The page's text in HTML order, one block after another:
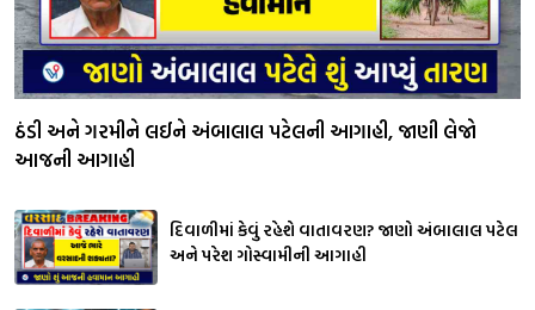
ઠંડી અને ગરમીને લઈને અંબાલાલ પટેલની આગાહી, જાણી લેજો
આજની આગાહી
દિવાળીમાં કેવું રહેશે વાતાવરણ? જાણો અંબાલાલ પટેલ
અને પરેશ ગોસ્વામીની આગાહી